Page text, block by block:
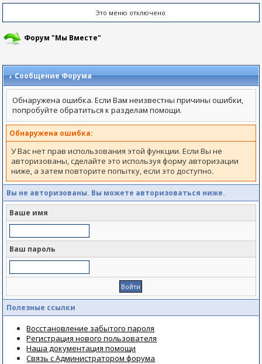
Это меню отключено
Форум "Мы Вместе"
Сообщение Форума
Обнаружена ошибка. Если Вам неизвестны причины ошибки,
попробуйте обратиться к разделам помощи.
Обнаружена ошибка:
У Вас нет прав использования этой функции. Если Вы не
авторизованы, сделайте это используя форму авторизации
ниже, а затем повторите попытку, если это доступно.
Вы не авторизованы. Вы можете авторизоваться ниже.
Ваше имя
Ваш пароль
Полезные ссылки
Восстановление забытого пароля
Регистрация нового пользователя
Наша документация помощи
Связь с Администратором форума